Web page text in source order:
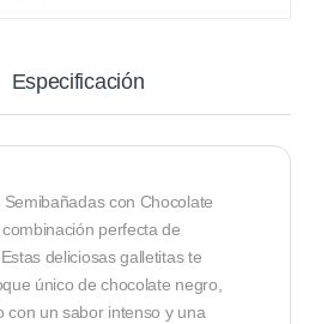
Especificación
Semibañadas con Chocolate
perfecta de
deliciosas galletitas te
único de chocolate negro,
con un sabor intenso y una